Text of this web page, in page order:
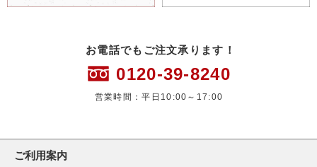
お電話でもご注文承ります！
0120-39-8240
営業時間：平日10:00～17:00
ご利用案内